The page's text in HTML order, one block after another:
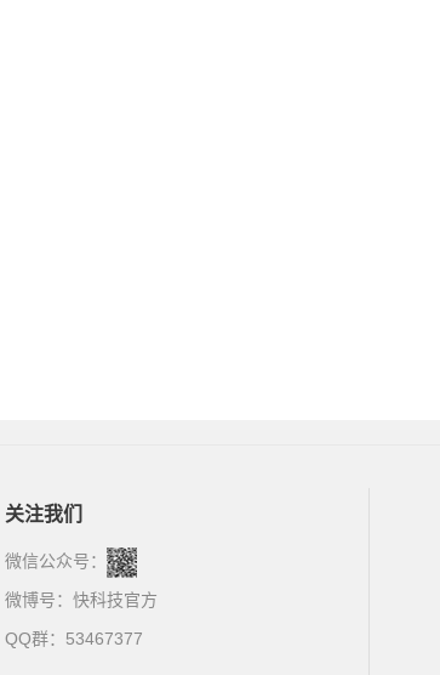
关注我们
微信公众号：
微博号： 快科技官方
QQ群：53467377